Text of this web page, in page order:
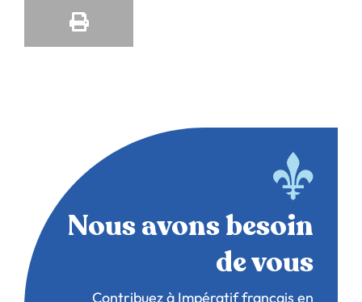
Nous avons besoin
de vous
Contribuez à Impératif français en